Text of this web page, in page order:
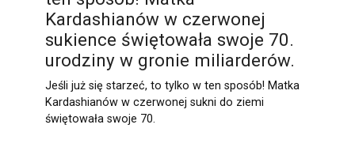
Kardashianów w czerwonej
sukience świętowała swoje 70.
urodziny w gronie miliarderów.
Jeśli już się starzeć, to tylko w ten sposób! Matka
Kardashianów w czerwonej sukni do ziemi
świętowała swoje 70.